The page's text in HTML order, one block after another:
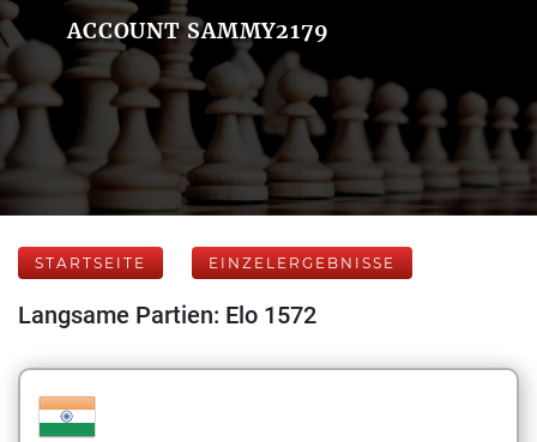
ACCOUNT SAMMY2179
STARTSEITE EINZELERGEBNISSE
Langsame Partien: Elo 1572